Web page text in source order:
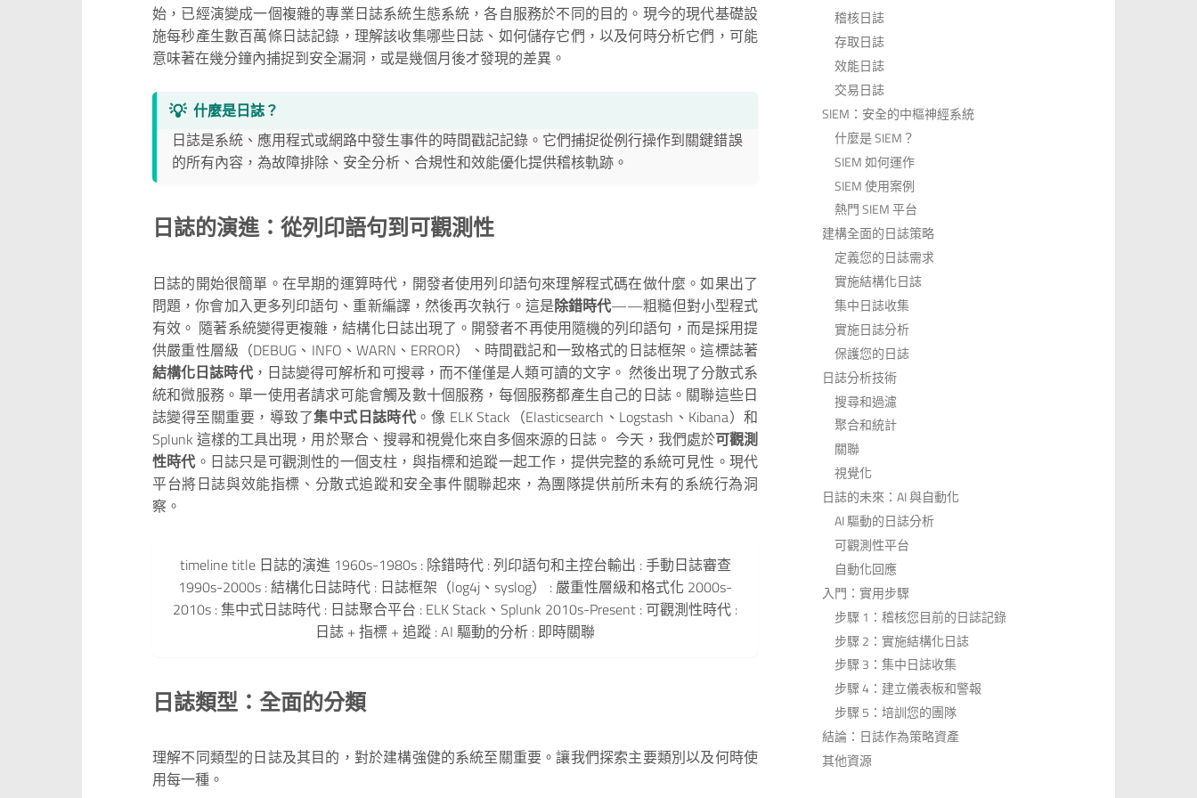
稽核日誌
存取日誌
效能日誌
交易日誌
SIEM：安全的中樞神經系統
什麼是 SIEM？
SIEM 如何運作
SIEM 使用案例
熱門 SIEM 平台
建構全面的日誌策略
定義您的日誌需求
實施結構化日誌
集中日誌收集
實施日誌分析
保護您的日誌
日誌分析技術
搜尋和過濾
聚合和統計
關聯
視覺化
日誌的未來：AI 與自動化
AI 驅動的日誌分析
可觀測性平台
自動化回應
入門：實用步驟
步驟 1：稽核您目前的日誌記錄
步驟 2：實施結構化日誌
步驟 3：集中日誌收集
步驟 4：建立儀表板和警報
步驟 5：培訓您的團隊
結論：日誌作為策略資產
其他資源
始，已經演變成一個複雜的專業日誌系統生態系統，各自服務於不同的目的。現今的現代基礎設
施每秒產生數百萬條日誌記錄，理解該收集哪些日誌、如何儲存它們，以及何時分析它們，可能
意味著在幾分鐘內捕捉到安全漏洞，或是幾個月後才發現的差異。
💡 什麼是日誌？
日誌是系統、應用程式或網路中發生事件的時間戳記記錄。它們捕捉從例行操作到關鍵錯誤
的所有內容，為故障排除、安全分析、合規性和效能優化提供稽核軌跡。
日誌的演進：從列印語句到可觀測性
日誌的開始很簡單。在早期的運算時代，開發者使用列印語句來理解程式碼在做什麼。如果出了
問題，你會加入更多列印語句、重新編譯，然後再次執行。這是除錯時代——粗糙但對小型程式
有效。 隨著系統變得更複雜，結構化日誌出現了。開發者不再使用隨機的列印語句，而是採用提
供嚴重性層級（DEBUG、INFO、WARN、ERROR）、時間戳記和一致格式的日誌框架。這標誌著
結構化日誌時代，日誌變得可解析和可搜尋，而不僅僅是人類可讀的文字。 然後出現了分散式系
統和微服務。單一使用者請求可能會觸及數十個服務，每個服務都產生自己的日誌。關聯這些日
誌變得至關重要，導致了集中式日誌時代。像 ELK Stack（Elasticsearch、Logstash、Kibana）和
Splunk 這樣的工具出現，用於聚合、搜尋和視覺化來自多個來源的日誌。 今天，我們處於可觀測
性時代。日誌只是可觀測性的一個支柱，與指標和追蹤一起工作，提供完整的系統可見性。現代
平台將日誌與效能指標、分散式追蹤和安全事件關聯起來，為團隊提供前所未有的系統行為洞
察。
timeline title 日誌的演進 1960s-1980s : 除錯時代 : 列印語句和主控台輸出 : 手動日誌審查
1990s-2000s : 結構化日誌時代 : 日誌框架（log4j、syslog） : 嚴重性層級和格式化 2000s-
2010s : 集中式日誌時代 : 日誌聚合平台 : ELK Stack、Splunk 2010s-Present : 可觀測性時代 :
日誌 + 指標 + 追蹤 : AI 驅動的分析 : 即時關聯
日誌類型：全面的分類
理解不同類型的日誌及其目的，對於建構強健的系統至關重要。讓我們探索主要類別以及何時使
用每一種。